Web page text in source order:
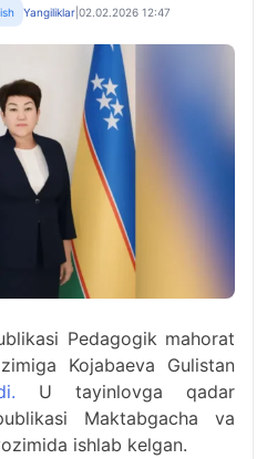
Yangiliklar 02.02.2026 12:47
Pedagogik mahorat
Kojabaeva Gulistan
U tayinlovga qadar
Maktabgacha va
ishlab kelgan.